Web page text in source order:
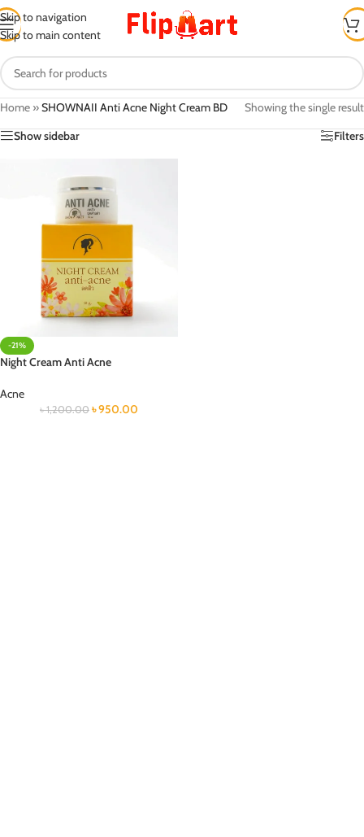
Skip to navigation
Skip to main content
Home »SHOWNAII Anti Acne Night Cream BD
Showing the single result
Show sidebar
Filters
-21%
Night Cream Anti Acne
Acne
৳1,200.00 ৳950.00